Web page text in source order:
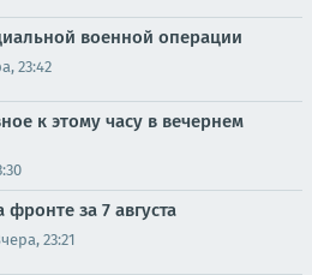
военной операции
23:42
к этому часу в вечернем
за 7 августа
23:21